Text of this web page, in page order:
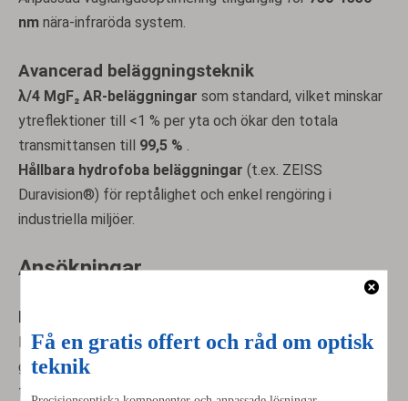
nm nära-infraröda system.
Avancerad beläggningsteknik
λ/4 MgF₂ AR-beläggningar som standard, vilket minskar
ytreflektioner till <1 % per yta och ökar den totala
transmittansen till 99,5 % .
Hållbara hydrofoba beläggningar (t.ex. ZEISS
Duravision®) för reptålighet och enkel rengöring i
industriella miljöer.
Ansökningar
Bildsystem
I maskinseendekamerorochfotograferingsobjektiv
ger plano konvexa linser skarp bildbildning genom att
fokusera ljuset på sensorer. Deras låga distorsion gör dem